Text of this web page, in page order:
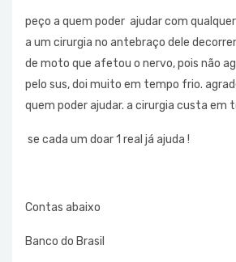
peço a quem poder ajudar com
a um cirurgia no antebraço dele
de moto que afetou o nervo, pois não
pelo sus, doi muito em tempo frio.
quem poder ajudar. a cirurgia custa em
se cada um doar 1 real já ajuda !
Contas abaixo
Banco do Brasil